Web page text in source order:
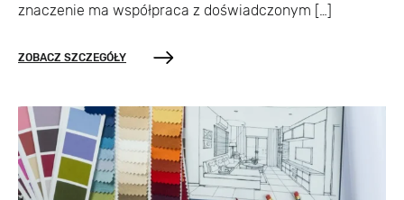
znaczenie ma współpraca z doświadczonym […]
ZOBACZ SZCZEGÓŁY